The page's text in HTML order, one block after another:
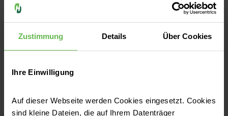
Zustimmung Details Über Cookies
Ihre Einwilligung
Auf dieser Webseite werden Cookies eingesetzt. Cookies
sind kleine Dateien, die auf Ihrem Datenträger
Nähere Infos zum BDA
Ich bin auch an weiteren